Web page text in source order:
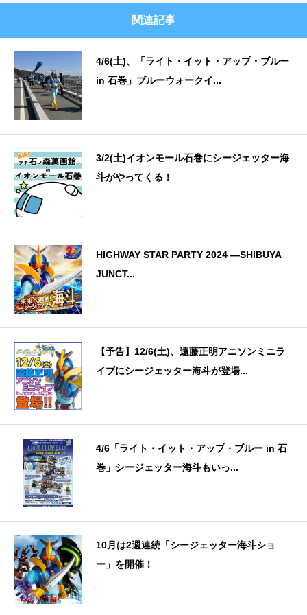
関連記事
4/6(土)、「ライト・イット・アップ・ブルー
in 石巻」ブルーウォークイ...
3/2(土)イオンモール石巻にシージェッター海
斗がやってくる！
HIGHWAY STAR PARTY 2024 ―SHIBUYA
JUNCT...
【予告】12/6(土)、遠藤正明アニソンミニラ
イブにシージェッター海斗が登場...
4/6「ライト・イット・アップ・ブルー in 石
巻」シージェッター海斗もいっ...
10月は2週連続「シージェッター海斗ショ
ー」を開催！